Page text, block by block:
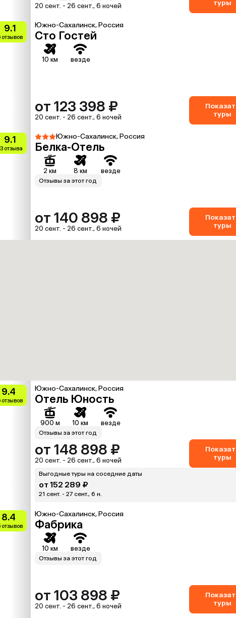
20 сент. - 26 сент., 6 ночей
туры
9.1
отзывов
Южно-Сахалинск, Россия
Сто Гостей
10 км везде
от 123 398 ₽
20 сент. - 26 сент., 6 ночей
туры
9.1
отзыва
Южно-Сахалинск, Россия
Белка-Отель
2 км 8 км везде
Отзывы за этот год
от 140 898 ₽
20 сент. - 26 сент., 6 ночей
туры
9.4
отзывов
Южно-Сахалинск, Россия
Отель Юность
900 м 10 км везде
Отзывы за этот год
от 148 898 ₽
20 сент. - 26 сент., 6 ночей
туры
Выгодные туры на соседние даты
от 152 289 ₽
21 сент. - 27 сент., 6 н.
8.4
отзывов
Южно-Сахалинск, Россия
Фабрика
10 км везде
Отзывы за этот год
от 103 898 ₽
20 сент. - 26 сент., 6 ночей
туры